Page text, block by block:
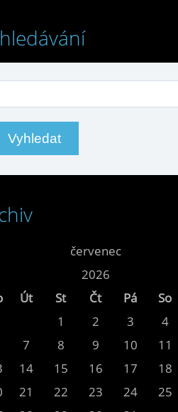
červenec
2026
Út St Čt Pá So
1
2 3 4
7 8 9 10 11
14 15 16 17 18
21 22 23 24 25